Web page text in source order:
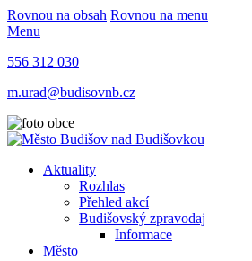
Rovnou na obsah Rovnou na menu
Menu
556 312 030
m.urad@budisovnb.cz
Aktuality
Rozhlas
Přehled akcí
Budišovský zpravodaj
Informace
Město